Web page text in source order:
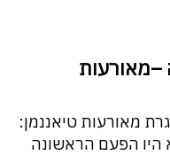
–מאורעות
מאורעות טיאננמן:
הסטודנטים של 1989 לא היו הפעם הראשונה